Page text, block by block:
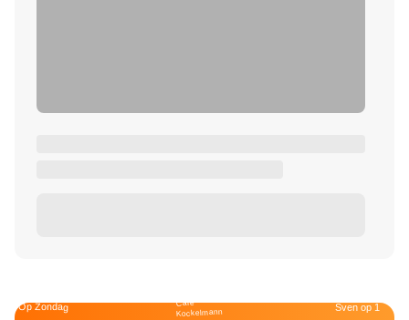
Op Zondag Café
Kockelmann Sven op 1